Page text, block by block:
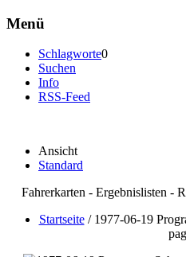
Menü
Schlagworte0
Suchen
Info
RSS-Feed
Ansicht
Standard
Fahrerkarten - Ergebnislisten -
Startseite/ 1977-06-19